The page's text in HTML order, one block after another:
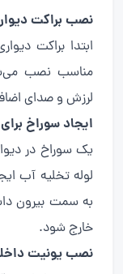
نصب براکت
ابتدا براکت
مناسب نصب
لرزش و صدای
ایجاد سوراخ
یک سوراخ در
لوله تخلیه آب
به سمت بیرون
خارج شود.
نصب یونیت